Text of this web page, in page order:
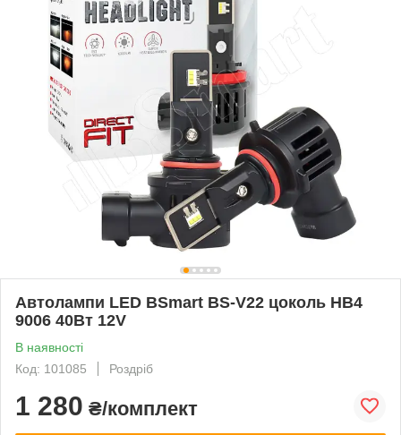
Автолампи LED BSmart BS-V22 цоколь HB4
9006 40Вт 12V
В наявності
Код: 101085
Роздріб
1 280 ₴/комплект